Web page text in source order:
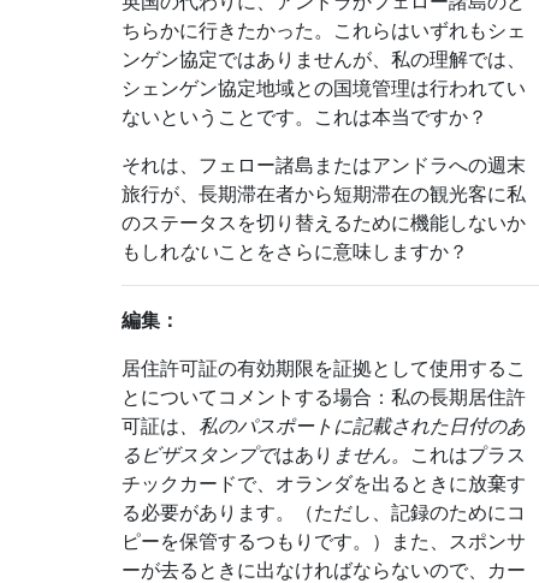
ちらかに行きたかった。これらはいずれもシェ
ンゲン協定ではありませんが、私の理解では、
シェンゲン協定地域との国境管理は行われてい
ないということです。これは本当ですか？
それは、フェロー諸島またはアンドラへの週末
旅行が、長期滞在者から短期滞在の観光客に私
のステータスを切り替えるために機能しないか
もしれないことをさらに意味しますか？
編集：
居住許可証の有効期限を証拠として使用するこ
とについてコメントする場合：私の長期居住許
可証は、私のパスポートに記載された日付のあ
るビザスタンプではあり ません。 これはプラス
チックカードで、オランダを出るときに放棄す
る必要があります。（ただし、記録のためにコ
ピーを保管するつもりです。）また、スポンサ
ーが去るときに出なければならないので、カー